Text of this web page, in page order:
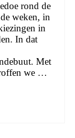
rond de
weken, in
in
In dat
Met
we …